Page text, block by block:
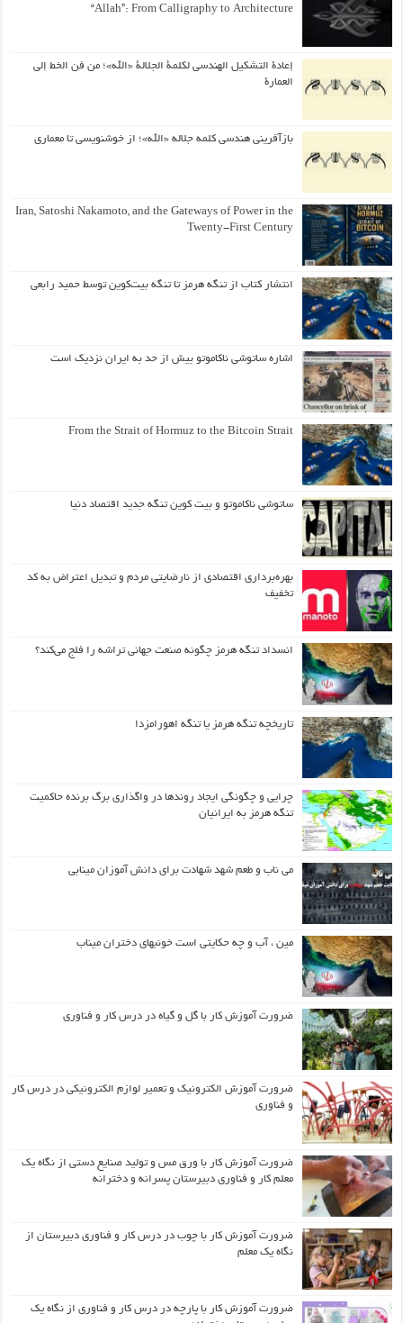
“Allah”: From Calligraphy to Architecture
إعادة التشكيل الهندسي لكلمة الجلالة «الله»؛ من فن الخط إلى
العمارة
بازآفرینی هندسی کلمه جلاله «الله»؛ از خوشنویسی تا معماری
Iran, Satoshi Nakamoto, and the Gateways of Power in the
Twenty-First Century
انتشار کتاب از تنگه هرمز تا تنگه بیت‌کوین توسط حمید رابعی
اشاره ساتوشی ناکاموتو بیش از حد به ایران نزدیک است
From the Strait of Hormuz to the Bitcoin Strait
ساتوشی ناکاموتو و بیت کوین تنگه جدید اقتصاد دنیا
بهره‌برداری اقتصادی از نارضایتی مردم و تبدیل اعتراض به کد
تخفیف
انسداد تنگه هرمز چگونه صنعت جهانی تراشه را فلج می‌کند؟
تاریخچه تنگه هرمز یا تنگه اهورامزدا
چرایی و چگونگی ایجاد روندها در واگذاری برگ برنده حاکمیت
تنگه هرمز به ایرانیان
می ناب و طعم شهد شهادت برای دانش آموزان مینابی
مین ، آب و چه حکایتی است خونبهای دختران میناب
ضرورت آموزش کار با گل و گیاه در درس کار و فناوری
ضرورت آموزش الکترونیک و تعمیر لوازم الکترونیکی در درس کار
و فناوری
ضرورت آموزش کار با ورق مس و تولید صنایع دستی از نگاه یک
معلم کار و فناوری دبیرستان پسرانه و دخترانه
ضرورت آموزش کار با چوب در درس کار و فناوری دبیرستان از
نگاه یک معلم
ضرورت آموزش کار با پارچه در درس کار و فناوری از نگاه یک